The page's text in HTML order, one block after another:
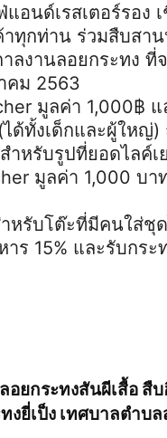
อนด์เรสเตอร์รอง
ทุกท่าน ร่วมสืบสา
ลงานลอยกระทง
คม 2563
มูลค่า 1,000฿
ด้ทั้งเด็กและผู้ใหญ่)
ำหรับรูปที่ยอดไลค์เ
มูลค่า 1,000 บา
หรับโต๊ะที่มีคนใส่ชุ
ร 15% และรับกร
อยกระทงสันผีเสื้อ สื
งยี่เป็ง เทศบาลตำบ